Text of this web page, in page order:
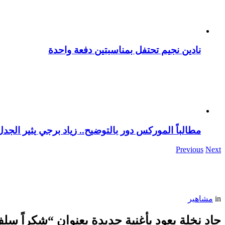
نادين نجيم تحتفل بمناسبتين دفعة واحدة
مطالباً الموركس دور بالتوضيح.. زياد برجي يثير
Previous Next
in مشاهير
جاد نخلة يعود بأغنية جديدة بعنوان “شكراً